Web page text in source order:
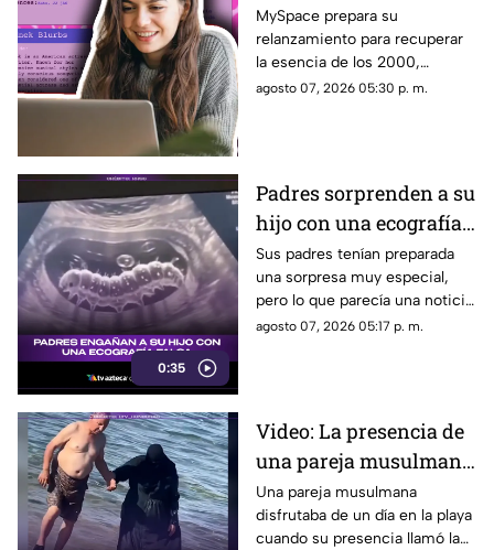
icónica red social
busca volver y revivir
la esencia de los años
2000
MySpace prepara su
relanzamiento para recuperar
la esencia de los 2000,
conectando a músicos y
agosto 07, 2026 05:30 p. m.
0:35
Padres sorprenden a su
hijo con una ecografía
falsa y su reacción se
vuelve inolvidable
Sus padres tenían preparada
una sorpresa muy especial,
pero lo que parecía una noticia
increíble terminó siendo una
agosto 07, 2026 05:17 p. m.
Video: La presencia de
una pareja musulmana
en la playa provoca
reacciones
Una pareja musulmana
disfrutaba de un día en la playa
cuando su presencia llamó la